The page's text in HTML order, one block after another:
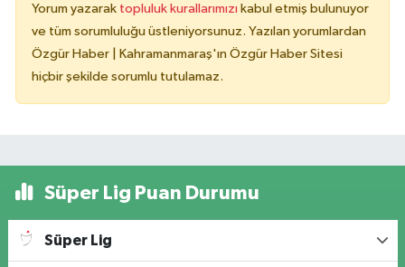
Yorum yazarak topluluk kurallarımızı kabul etmiş bulunuyor
ve tüm sorumluluğu üstleniyorsunuz. Yazılan yorumlardan
Özgür Haber | Kahramanmaraş'ın Özgür Haber Sitesi
hiçbir şekilde sorumlu tutulamaz.
Süper Lig Puan Durumu
Süper Lig